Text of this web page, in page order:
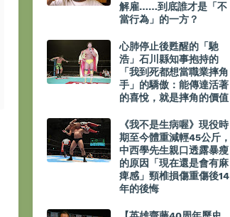
解雇……到底誰才是「不
當行為」的一方？
心肺停止後甦醒的「馳
浩」石川縣知事抱持的
「我到死都想當職業摔角
手」的驕傲：能傳達活著
的喜悅，就是摔角的價值
《我不是生病喔》現役時
期至今體重減輕45公斤，
中西學先生親口透露暴瘦
的原因「現在還是會有麻
痺感」頸椎損傷重傷後14
年的後悔